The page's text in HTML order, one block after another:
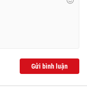
Gửi bình luận